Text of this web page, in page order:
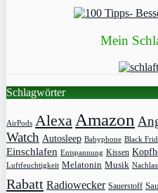
Mein
Schlagwörter
AirPods Alexa Amazon
Watch Autosleep Babyphone Black
Einschlafen Entspannung Kissen
Luftfeuchtigkeit Melatonin Musik
Rabatt Radiowecker Sauerstoff